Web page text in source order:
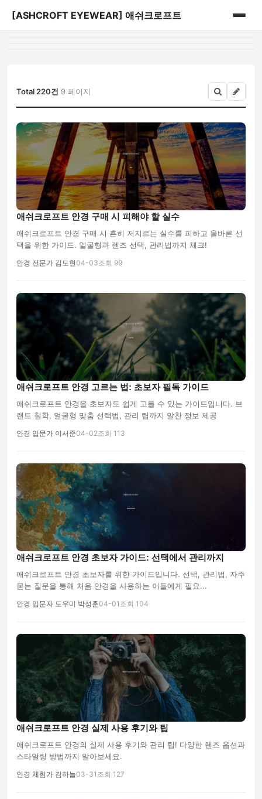
[ASHCROFT EYEWEAR] 애쉬크로프트
Total 220건 9 페이지
애쉬크로프트 안경 구매 시 피해야 할 실수
애쉬크로프트 안경 구매 시 흔히 저지르는 실수를 피하고 올바른 선
택을 위한 가이드. 얼굴형과 렌즈 선택, 관리법까지 체크!
안경 전문가 김도현04-03조회 99
애쉬크로프트 안경 고르는 법: 초보자 필독 가이드
애쉬크로프트 안경을 초보자도 쉽게 고를 수 있는 가이드입니다. 브
랜드 철학, 얼굴형 맞춤 선택법, 관리 팁까지 알찬 정보 제공
안경 입문가 이서준04-02조회 113
애쉬크로프트 안경 초보자 가이드: 선택에서 관리까지
애쉬크로프트 안경 초보자를 위한 가이드입니다. 선택, 관리법, 자주
묻는 질문을 통해 처음 안경을 사용하는 이들에게 필요...
안경 입문자 도우미 박성훈04-01 조회 104
애쉬크로프트 안경 실제 사용 후기와 팁
애쉬크로프트 안경의 실제 사용 후기와 관리 팁! 다양한 렌즈 옵션과
스타일링 방법까지 알아보세요.
안경 체험가 김하늘03-31 조회 127